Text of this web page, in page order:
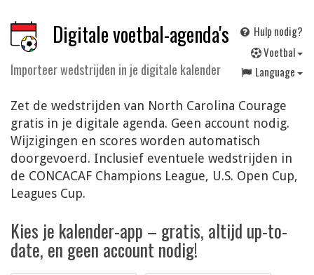
Digitale voetbal-agenda's
Importeer wedstrijden in je digitale kalender
Hulp nodig?
Voetbal
Language
Zet de wedstrijden van North Carolina Courage
gratis in je digitale agenda. Geen account nodig.
Wijzigingen en scores worden automatisch
doorgevoerd. Inclusief eventuele wedstrijden in
de CONCACAF Champions League, U.S. Open Cup,
Leagues Cup.
Kies je kalender-app – gratis, altijd up-to-
date, en geen account nodig!